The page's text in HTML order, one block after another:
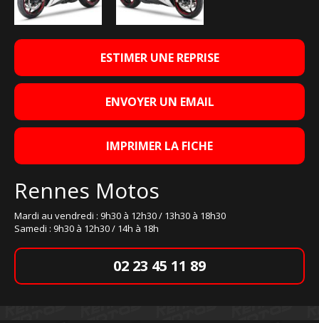
ESTIMER UNE REPRISE
ENVOYER UN EMAIL
IMPRIMER LA FICHE
Rennes Motos
Mardi au vendredi : 9h30 à 12h30 / 13h30 à 18h30
Samedi : 9h30 à 12h30 / 14h à 18h
02 23 45 11 89